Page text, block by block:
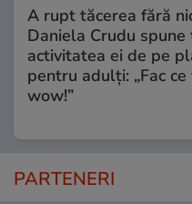
A rupt tăcerea fără
Daniela Crudu
activitatea ei de pe
pentru adulți: „Fac ce
wow!”
PARTENERI